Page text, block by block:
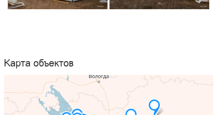
Карта объектов